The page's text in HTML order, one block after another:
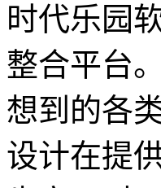
时代乐园
整合平台
想到的各
设计在提